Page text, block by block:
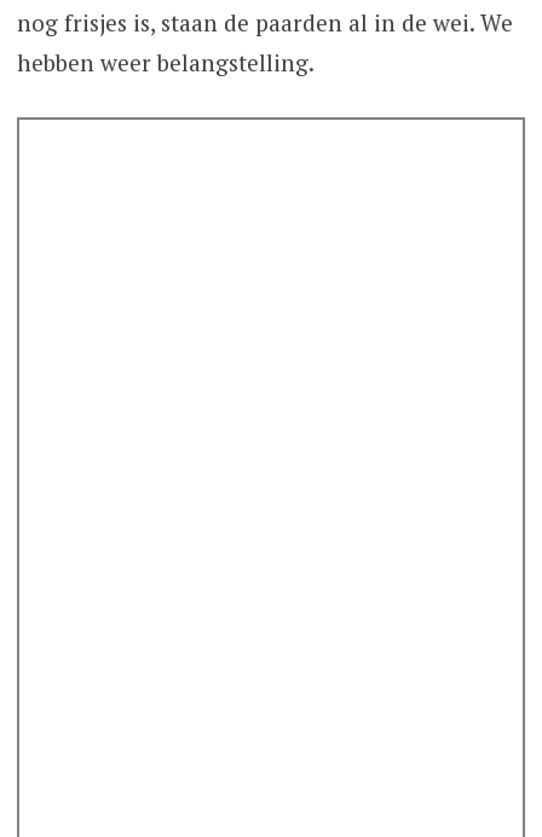
nog frisjes is, staan de paarden al in de wei. We
hebben weer belangstelling.